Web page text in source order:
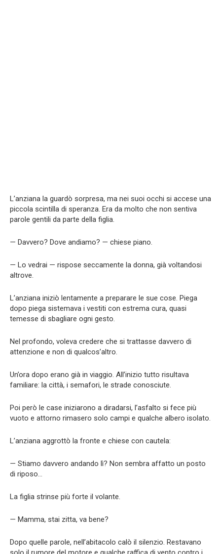
L’anziana la guardò sorpresa, ma nei suoi occhi si accese una
piccola scintilla di speranza. Era da molto che non sentiva
parole gentili da parte della figlia.
— Davvero? Dove andiamo? — chiese piano.
— Lo vedrai — rispose seccamente la donna, già voltandosi
altrove.
L’anziana iniziò lentamente a preparare le sue cose. Piega
dopo piega sistemava i vestiti con estrema cura, quasi
temesse di sbagliare ogni gesto.
Nel profondo, voleva credere che si trattasse davvero di
attenzione e non di qualcos’altro.
Un’ora dopo erano già in viaggio. All’inizio tutto risultava
familiare: la città, i semafori, le strade conosciute.
Poi però le case iniziarono a diradarsi, l’asfalto si fece più
vuoto e attorno rimasero solo campi e qualche albero isolato.
L’anziana aggrottò la fronte e chiese con cautela:
— Stiamo davvero andando lì? Non sembra affatto un posto
di riposo…
La figlia strinse più forte il volante.
— Mamma, stai zitta, va bene?
Dopo quelle parole, nell’abitacolo calò il silenzio. Restavano